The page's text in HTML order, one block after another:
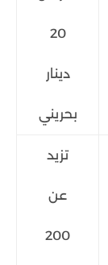
20
دينار
بحريني
تزيد
عن
200